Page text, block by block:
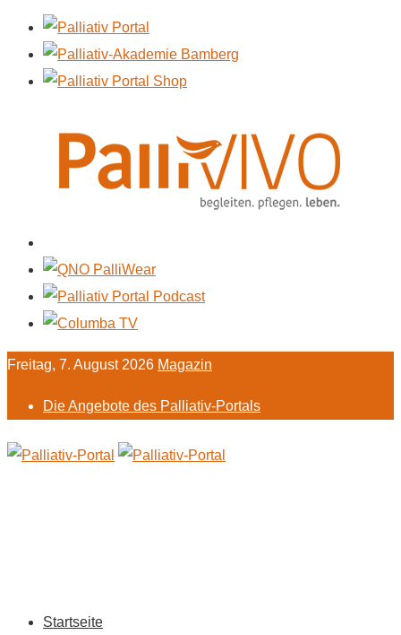
Freitag, 7. August 2026 Magazin
Die Angebote des Palliativ-Portals
Startseite